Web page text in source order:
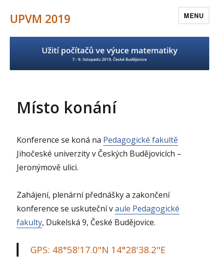
UPVM 2019 MENU
Místo konání
Konference se koná na Pedagogické fakultě
Jihočeské univerzity v Českých Budějovicích –
Jeronýmově ulici.
Zahájení, plenární přednášky a zakončení
konference se uskuteční vaule Pedagogické
fakulty, Dukelská 9, České Budějovice.
GPS: 48°58'17.0"N 14°28'38.2"E